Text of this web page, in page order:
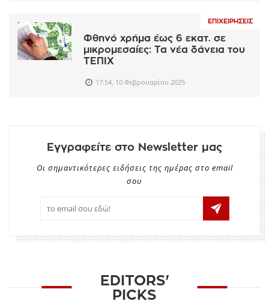
ΕΠΙΧΕΙΡΉΣΕΙΣ
Φθηνό χρήμα έως 6 εκατ. σε
μικρομεσαίες: Τα νέα δάνεια του
ΤΕΠΙΧ
17:54, 10 Φεβρουαρίου 2025
Εγγραφείτε στο Newsletter μας
Οι σημαντικότερες ειδήσεις της ημέρας στο email
σου
EDITORS'
PICKS